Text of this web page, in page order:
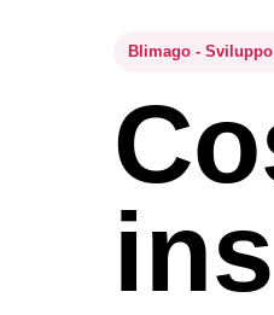
Blimago -